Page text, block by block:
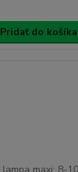
Pridať do košíka